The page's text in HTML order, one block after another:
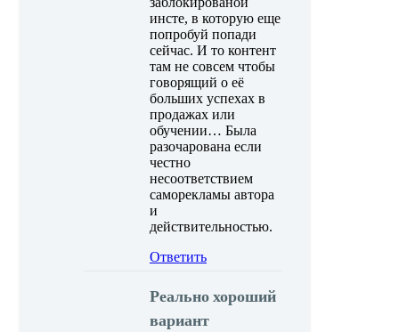
инсте, в которую еще
попробуй попади
сейчас. И то контент
там не совсем чтобы
говорящий о её
больших успехах в
продажах или
обучении… Была
разочарована если
честно
несоответствием
саморекламы автора
и
действительностью.
Ответить
Реально хороший
вариант